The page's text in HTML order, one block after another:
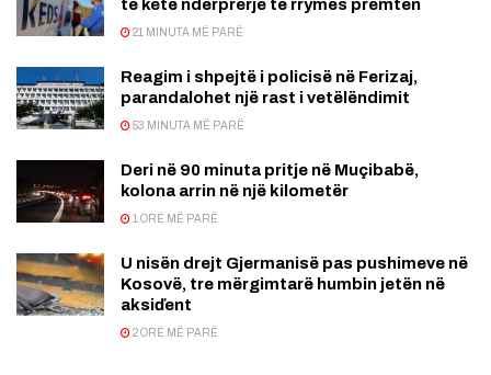
të ketë ndërprerje të rrymës premten
21 MINUTA MË PARË
Reagim i shpejtë i policisë në Ferizaj,
parandalohet një rast i vetëlëndimit
53 MINUTA MË PARË
Deri në 90 minuta pritje në Muçibabë,
kolona arrin në një kilometër
1 ORË MË PARË
U nisën drejt Gjermanisë pas pushimeve në
Kosovë, tre mërgimtarë humbin jetën në
aksiďent
2 ORË MË PARË